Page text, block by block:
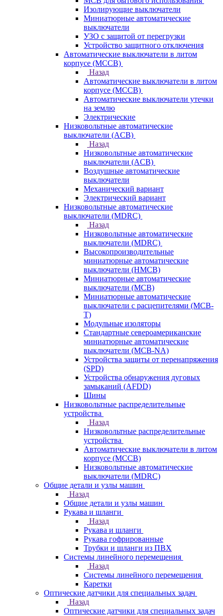
Изолирующие выключатели
Миниатюрные автоматические
выключатели
УЗО с защитой от перегрузки
Устройство защитного отключения
Автоматические выключатели в литом
корпусе (MCCB)
Назад
Автоматические выключатели в литом
корпусе (MCCB)
Автоматические выключатели утечки
на землю
Электрические
Низковольтные автоматические
выключатели (ACB)
Назад
Низковольтные автоматические
выключатели (ACB)
Воздушные автоматические
выключатели
Механический вариант
Электрический вариант
Низковольтные автоматические
выключатели (MDRC)
Назад
Низковольтные автоматические
выключатели (MDRC)
Высокопроизводительные
миниатюрные автоматические
выключатели (HMCB)
Миниатюрные автоматические
выключатели (MCB)
Миниатюрные автоматические
выключатели с расцепителями (MCB-
T)
Модульные изоляторы
Стандартные североамериканские
миниатюрные автоматические
выключатели (MCB-NA)
Устройства защиты от перенапряжения
(SPD)
Устройства обнаружения дуговых
замыканий (AFDD)
Шины
Низковольтные распределительные
устройства
Назад
Низковольтные распределительные
устройства
Автоматические выключатели в литом
корпусе (MCCB)
Низковольтные автоматические
выключатели (MDRC)
Общие детали и узлы машин
Назад
Общие детали и узлы машин
Рукава и шланги
Назад
Рукава и шланги
Рукава гофрированные
Трубки и шланги из ПВХ
Системы линейного перемещения
Назад
Системы линейного перемещения
Каретки
Оптические датчики для специальных задач
Назад
Оптические датчики для специальных задач